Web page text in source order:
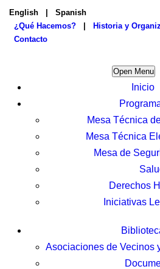
English
Spanish
¿Qué Hacemos?
Historia y
Contacto
Open Menu
Inicio
Mesa Técnica
Mesa Técnica
Mesa de
Derechos
Iniciativas
Asociaciones de Vecinos